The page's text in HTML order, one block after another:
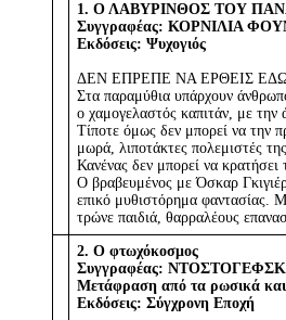
1. Ο ΛΑΒΥΡΙΝΘΟΣ ΤΟΥ
Συγγραφέας: ΚΟΡΝΙΛΙΑ
Εκδόσεις: Ψυχογιός
ΔΕΝ ΕΠΡΕΠΕ ΝΑ ΕΡΘΕΙΣ
Στα παραμύθια υπάρχουν
ο χαμογελαστός καπιτάν, με την
Τίποτε όμως δεν μπορεί να την
μωρά, λιποτάκτες πολεμιστές
Κανένας δεν μπορεί να
Ο βραβευμένος με Όσκαρ
επικό μυθιστόρημα φαντασίας.
τρώνε παιδιά, θαρραλέους
2. Ο φτωχόκοσμος
Συγγραφέας:
Μετάφραση από τα ρωσικά
Εκδόσεις: Σύγχρονη Εποχή